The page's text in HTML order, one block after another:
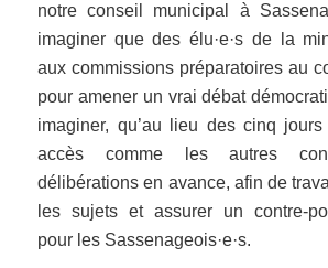
notre conseil municipal à
imaginer que des élu·e·s de la
aux commissions préparatoires au
pour amener un vrai débat
imaginer, qu’au lieu des cinq
accès comme les autres
délibérations en avance, afin de
les sujets et assurer un contre-
pour les Sassenageois·e·s.